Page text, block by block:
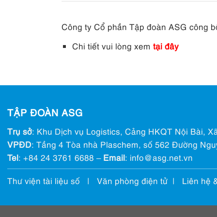
Công ty Cổ phần Tập đoàn ASG công
Chi tiết vui lòng xemtại đây
TẬP ĐOÀN ASG
Trụ sở: Khu Dịch vụ Logistics, Cảng HKQT Nội Bài,
VPĐD: Tầng 4 Tòa nhà Plaschem, số 562 Đường
Tel: +84 24 3761 6688 – Email: info@ asg.net.vn
Thư viện tài liệu số | Văn phòng điện tử | Liên hệ